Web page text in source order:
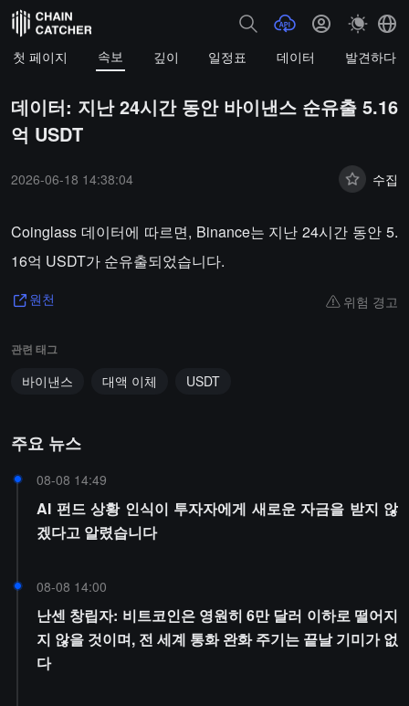
첫 페이지 속보 깊이 일정표 데이터 발견하다
데이터: 지난 24시간 동안 바이낸스 순유출 5.16
억 USDT
2026-06-18 14:38:04 수집
Coinglass 데이터에 따르면, Binance는 지난 24시간 동안 5.
16억 USDT가 순유출되었습니다.
원천 위험 경고
관련 태그
바이낸스 대액 이체 USDT
주요 뉴스
08-08 14:49
AI 펀드 상황 인식이 투자자에게 새로운 자금을 받지 않
겠다고 알렸습니다
08-08 14:00
난센 창립자: 비트코인은 영원히 6만 달러 이하로 떨어지
지 않을 것이며, 전 세계 통화 완화 주기는 끝날 기미가 없
다